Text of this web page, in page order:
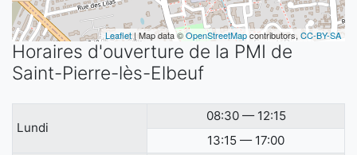
Leaflet| Map data ©OpenStreetMapcontributors, CC-BY-SA
Horaires d'ouverture de la PMI de
Saint-Pierre-lès-Elbeuf
Lundi
08:30 — 12:15
13:15 — 17:00